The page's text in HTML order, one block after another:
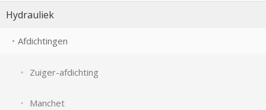
Hydrauliek
Afdichtingen
Zuiger-afdichting
Manchet